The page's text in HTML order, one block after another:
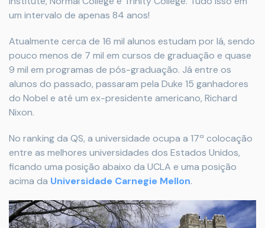
um intervalo de apenas 84 anos!
Atualmente cerca de 16 mil alunos estudam por lá, sendo
pouco menos de 7 mil em cursos de graduação e quase
9 mil em programas de pós-graduação. Já entre os
alunos do passado, passaram pela Duke 15 ganhadores
do Nobel e até um ex-presidente americano, Richard
Nixon.
No ranking da QS, a universidade ocupa a 17ª colocação
entre as melhores universidades dos Estados Unidos,
ficando uma posição abaixo da UCLA e uma posição
acima da Universidade Carnegie Mellon.